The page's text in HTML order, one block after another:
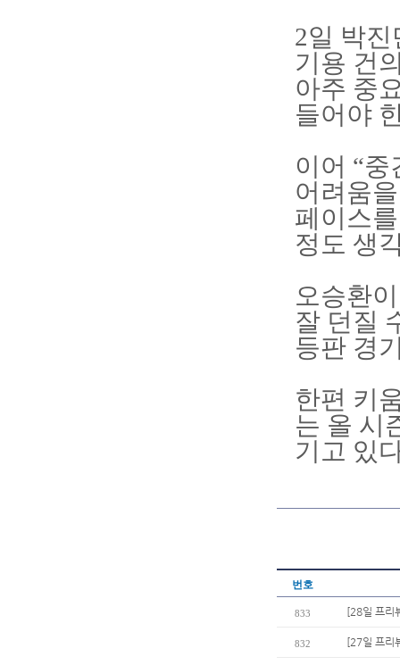
2일 박
기용 건
아주 중
들어야
이어 “
어려움
페이스
정도 생
오승환
잘 던질
등판 경
한편 키
는 올 시
기고 있
번호
833 [28일 프리
832 [27일 프리